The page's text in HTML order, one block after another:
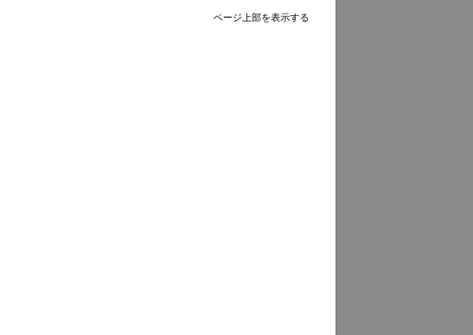
ページ上部を表示する